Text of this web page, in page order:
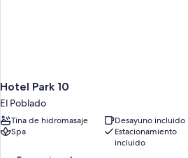
Hotel Park 10
El Poblado
Tina de hidromasaje
Desayuno incluido
Spa
Estacionamiento
incluido